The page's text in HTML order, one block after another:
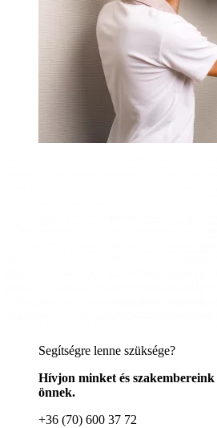
Segítségre lenne szüksége?
Hívjon minket és
önnek.
+36 (70) 600 37 72